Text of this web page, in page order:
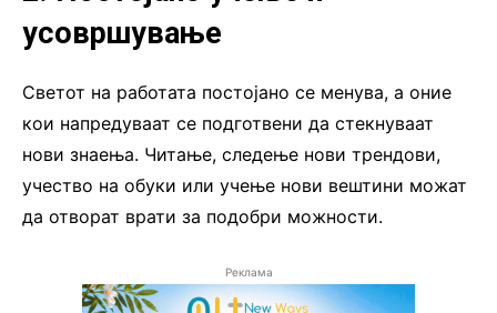
усовршување
Светот на работата постојано се менува, а оние
кои напредуваат се подготвени да стекнуваат
нови знаења. Читање, следење нови трендови,
учество на обуки или учење нови вештини можат
да отворат врати за подобри можности.
Реклама